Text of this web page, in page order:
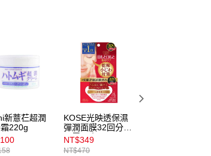
提供予台灣大哥大進項蒐集、處理及利
帳單所需資料之確認、核對及更正。
下連結：https://oppay.tw/userRule
以上)免運費
含以上)免運費
以上)免運費
新薏芢超潤
220g
KOSE光映透保濕
彈潤面膜32回分_
眼唇周專用
NT$349
NT$470